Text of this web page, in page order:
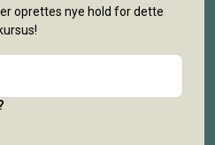
oprettes nye hold for dette
kursus!